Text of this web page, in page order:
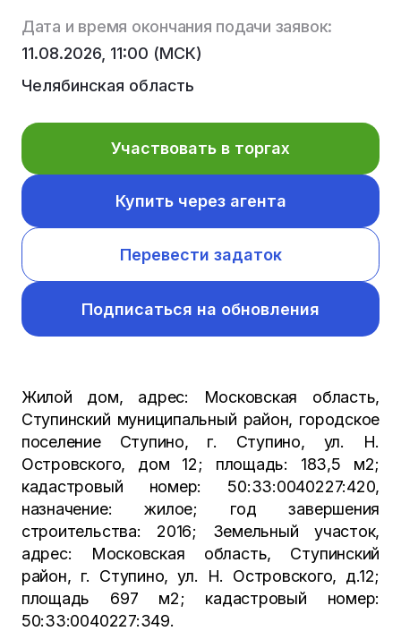
Дата и время окончания подачи заявок:
11.08.2026, 11:00 (МСК)
Челябинская область
Участвовать в торгах
Купить через агента
Перевести задаток
Подписаться на обновления
Жилой дом, адрес: Московская область,
Ступинский муниципальный район, городское
поселение Ступино, г. Ступино, ул. Н.
Островского, дом 12; площадь: 183,5 м2;
кадастровый номер: 50:33:0040227:420,
назначение: жилое; год завершения
строительства: 2016; Земельный участок,
адрес: Московская область, Ступинский
район, г. Ступино, ул. Н. Островского, д.12;
площадь 697 м2; кадастровый номер:
50:33:0040227:349.